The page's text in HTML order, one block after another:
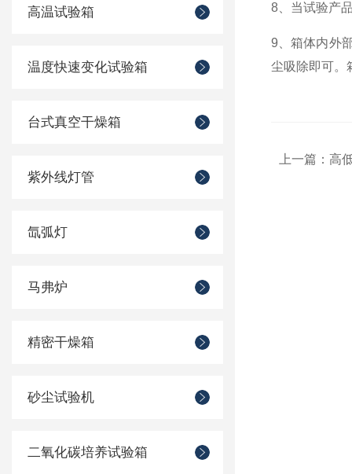
高温试验箱
温度快速变化试验箱
台式真空干燥箱
紫外线灯管
氙弧灯
马弗炉
精密干燥箱
砂尘试验机
二氧化碳培养试验箱
8、当试验产
9、箱体内外
尘吸除即可。
上一篇： 高